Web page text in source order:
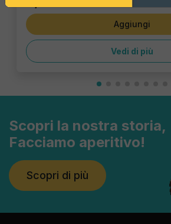
Aggiungi
Vedi di più
Scopri la nostra storia,
Facciamo aperitivo!
Scopri di più